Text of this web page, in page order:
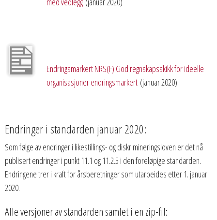
Endringsmarkert NRS(F) God regnskapsskikk for ideelle
organisasjoner endringsmarkert (januar 2020)
Endringer i standarden januar 2020:
Som følge av endringer i likestillings- og diskrimineringsloven er det nå
publisert endringer i punkt 11.1 og 11.2.5 i den foreløpige standarden.
Endringene trer i kraft for årsberetninger som utarbeides etter 1. januar
2020.
Alle versjoner av standarden samlet i en zip-fil: